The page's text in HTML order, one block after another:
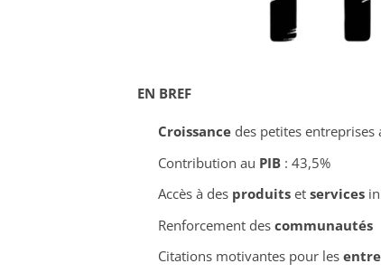
EN BREF
Croissancedes petites entreprises
Contribution au PIB: 43,5%
Accès à des produitset services
Renforcement des communautés
Citations motivantes pour les